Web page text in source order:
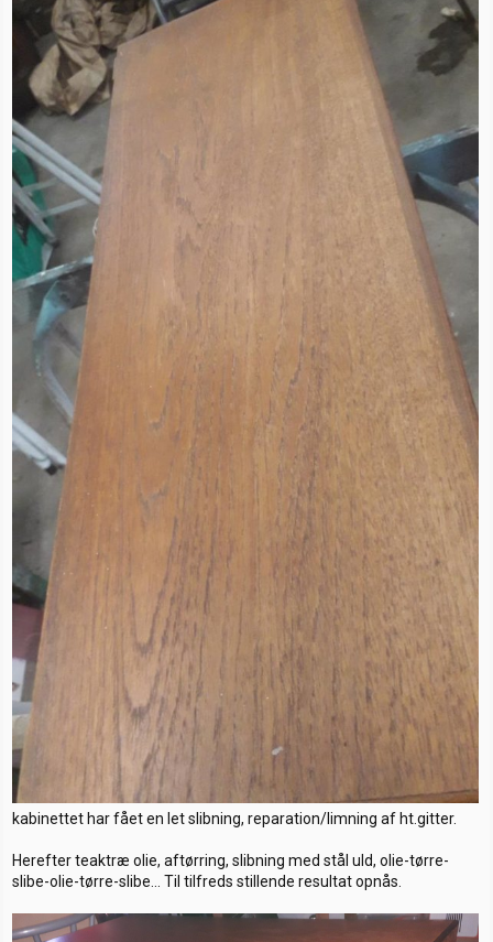
kabinettet har fået en let slibning, reparation/limning af ht.gitter.
Herefter teaktræ olie, aftørring, slibning med stål uld, olie-tørre-
slibe-olie-tørre-slibe... Til tilfreds stillende resultat opnås.